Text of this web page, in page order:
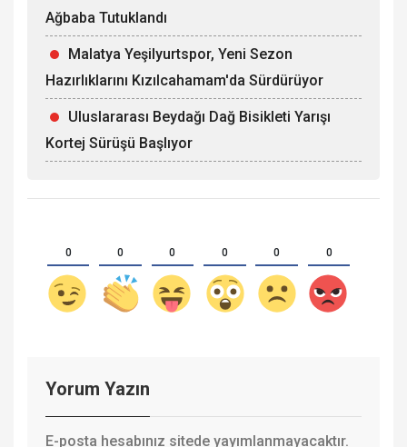
Ağbaba Tutuklandı
Malatya Yeşilyurtspor, Yeni Sezon
Hazırlıklarını Kızılcahamam'da Sürdürüyor
Uluslararası Beydağı Dağ Bisikleti Yarışı
Kortej Sürüşü Başlıyor
0 0 0 0 0 0
Yorum Yazın
E-posta hesabınız sitede yayımlanmayacaktır.